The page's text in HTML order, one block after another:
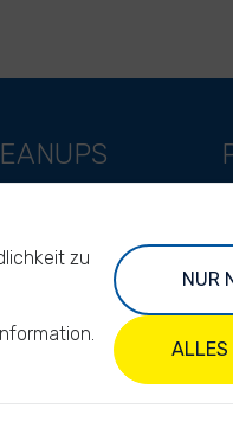
Cleanup Challenge
zu
NUR
ALLES